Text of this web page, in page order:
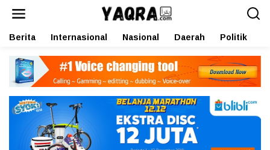
Berita Internasional Nasional Daerah Politik